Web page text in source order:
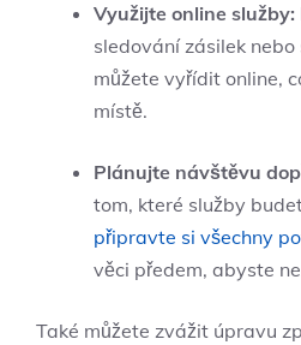
Využijte online služby:
sledování zásilek
můžete vyřídit online,
místě.
Plánujte návštěvu
tom, které služby
připravte si všechny
věci předem, abyste
Také můžete zvážit úpravu